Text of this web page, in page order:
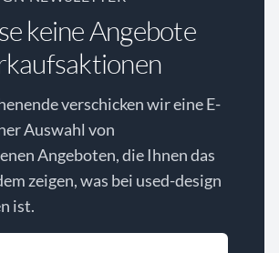
keine Angebote
verschicken wir eine E-
Auswahl von
Angeboten, die Ihnen das
zeigen, was bei used-design
ist.